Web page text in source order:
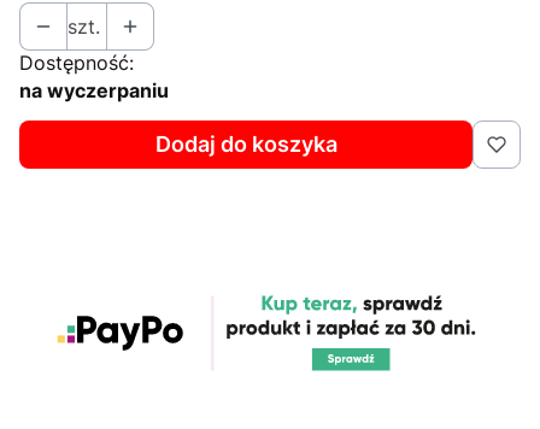
szt.
Dostępność:
na wyczerpaniu
Dodaj do koszyka